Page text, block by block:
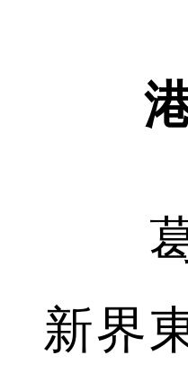
葛
新界